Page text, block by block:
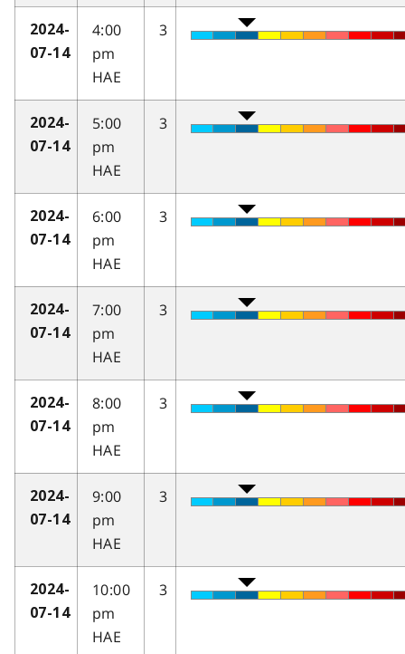
2024-
07-14
4:00
pm
HAE
3
2024-
07-14
5:00
pm
HAE
3
2024-
07-14
6:00
pm
HAE
3
2024-
07-14
7:00
pm
HAE
3
2024-
07-14
8:00
pm
HAE
3
2024-
07-14
9:00
pm
HAE
3
2024-
07-14
10:00
pm
HAE
3